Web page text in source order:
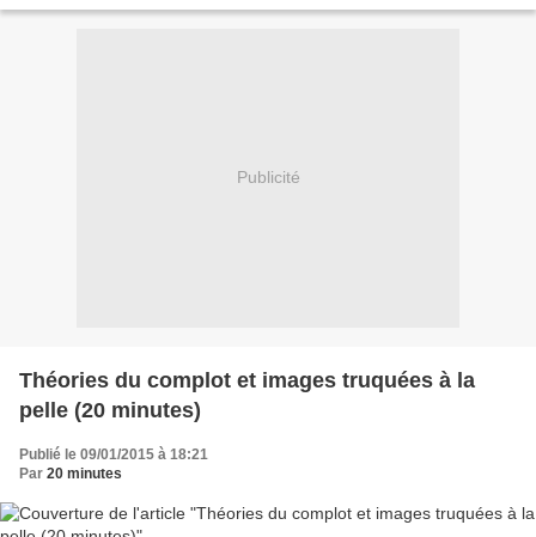
Publicité
Théories du complot et images truquées à la
pelle (20 minutes)
Publié le 09/01/2015 à 18:21
Par 20 minutes